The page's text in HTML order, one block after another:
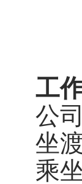
工
公司
坐
乘